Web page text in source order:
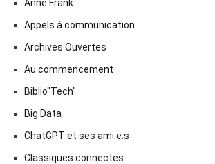
Anne Frank
Appels à communication
Archives Ouvertes
Au commencement
Biblio"Tech"
Big Data
ChatGPT et ses ami.e.s
Classiques connectes